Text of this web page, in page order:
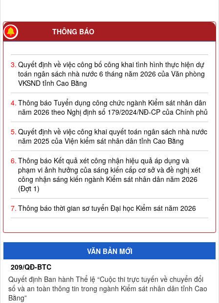
THÔNG BÁO
2.
Quyết định về việc công bố công khai giao dự toán NSNN
3.Quyết định về việc công bố công khai tình hình thực hiện dự
toán ngân sách nhà nước 6 tháng năm 2026 của Văn phòng
VKSND tỉnh Cao Bằng
4.Thông báo Tuyển dụng công chức ngành Kiểm sát nhân dân
năm 2026 theo Nghị định số 179/2024/NĐ-CP của Chính phủ
5.Quyết định về việc công khai quyết toán ngân sách nhà nước
năm 2025 của Viện kiểm sát nhân dân tỉnh Cao Bằng
6.Thông báo Kết quả xét công nhận hiệu quả áp dụng và
phạm vi ảnh hưởng của sáng kiến cấp cơ sở và đề nghị xét
công nhận sáng kiến ngành Kiểm sát nhân dân năm 2026
(Đợt 1)
7.Thông báo thời gian sơ tuyển Đại học Kiểm sát năm 2026
8.Công khai thực hiện dự toán thu-chi ngân sách quý I năm
2026
Quyết định công nhận kết quả và trao giải thưởng Cuộc thi
trực tuyến về chuyển đổi số và an toàn thông tin trong ngành
Kiểm sát nhân dân tỉnh Cao Bằng
10.Thông báo Kết quả Cuộc thi trực tuyến về chuyển đổi số và
an toàn thông tin trong ngành Kiểm sát nhân dân tỉnh Cao
VĂN BẢN MỚI
209/QĐ-BTC
Quyết định Ban hành Thể lệ “Cuộc thi trực tuyến về chuyển đổi
số và an toàn thông tin trong ngành Kiểm sát nhân dân tỉnh Cao
Bằng”